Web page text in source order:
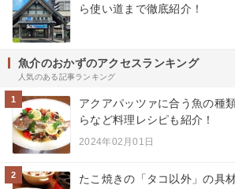
ら使い道まで徹底紹介！
魚介のおかずのアクセスランキング
人気のある記事ランキング
1
アクアパッツァに合う魚の種
らなど料理レシピも紹介！
2024年02月01日
2
たこ焼きの「タコ以外」の具